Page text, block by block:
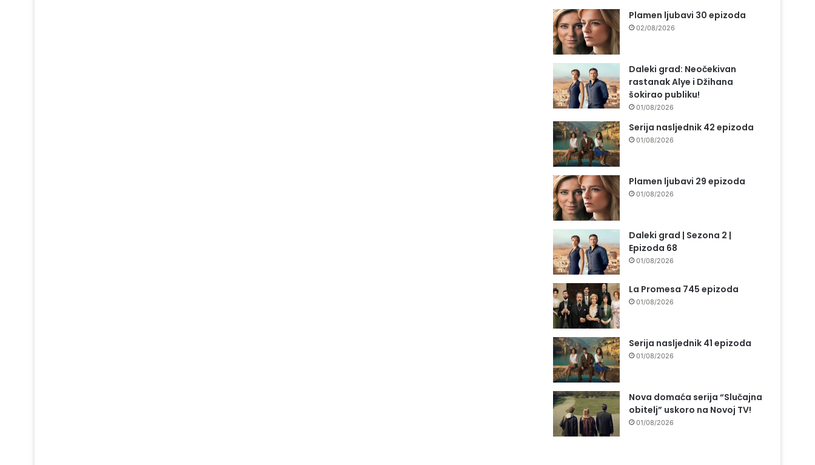
Plamen ljubavi 30 epizoda
02/08/2026
Daleki grad: Neočekivan
rastanak Alye i Džihana
šokirao publiku!
01/08/2026
Serija nasljednik 42 epizoda
01/08/2026
Plamen ljubavi 29 epizoda
01/08/2026
Daleki grad | Sezona 2 |
Epizoda 68
01/08/2026
La Promesa 745 epizoda
01/08/2026
Serija nasljednik 41 epizoda
01/08/2026
Nova domaća serija “Slučajna
obitelj” uskoro na Novoj TV!
01/08/2026